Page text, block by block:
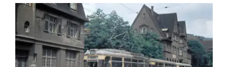
Zeige
grösseres
Bild